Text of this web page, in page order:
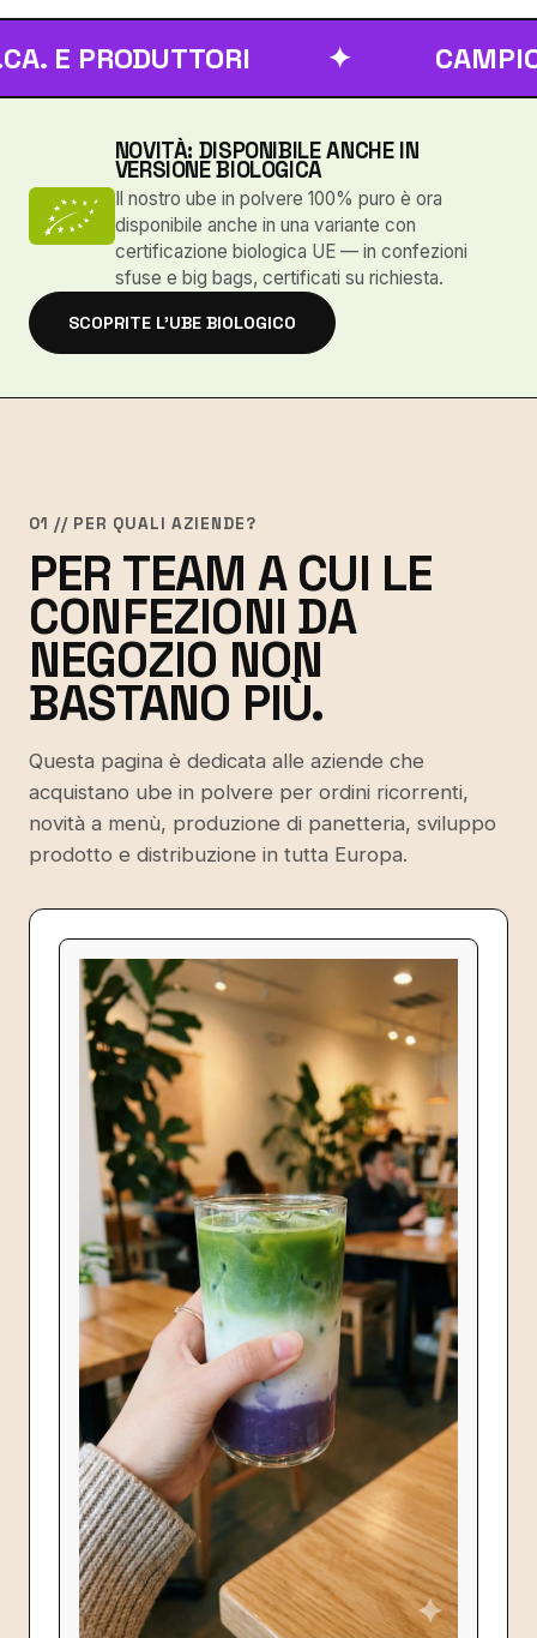
✦ CAMPIONI /
NOVITÀ: DISPONIBILE ANCHE IN
VERSIONE BIOLOGICA
Il nostro ube in polvere 100% puro è ora
disponibile anche in una variante con
certificazione biologica UE — in confezioni
sfuse e big bags, certificati su richiesta.
SCOPRITE L'UBE BIOLOGICO
01 // PER QUALI AZIENDE?
PER TEAM A CUI LE
CONFEZIONI DA
NEGOZIO NON
BASTANO PIÙ.
Questa pagina è dedicata alle aziende che
acquistano ube in polvere per ordini ricorrenti,
novità a menù, produzione di panetteria, sviluppo
prodotto e distribuzione in tutta Europa.